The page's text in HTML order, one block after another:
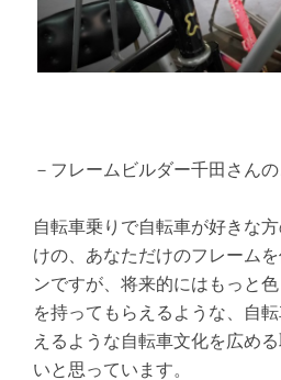
－フレームビルダー千田さん
自転車乗りで自転車が好きな
けの、あなただけのフレーム
ンですが、将来的にはもっと
を持ってもらえるような、自
えるような自転車文化を広め
いと思っています。